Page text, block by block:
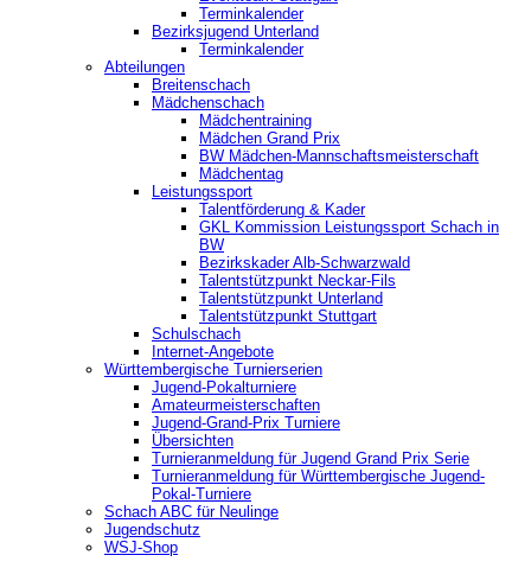
Terminkalender
Bezirksjugend Unterland
Terminkalender
Abteilungen
Breitenschach
Mädchenschach
Mädchentraining
Mädchen Grand Prix
BW Mädchen-Mannschaftsmeisterschaft
Mädchentag
Leistungssport
Talentförderung & Kader
GKL Kommission Leistungssport Schach in
BW
Bezirkskader Alb-Schwarzwald
Talentstützpunkt Neckar-Fils
Talentstützpunkt Unterland
Talentstützpunkt Stuttgart
Schulschach
Internet-Angebote
Württembergische Turnierserien
Jugend-Pokalturniere
Amateurmeisterschaften
Jugend-Grand-Prix Turniere
Übersichten
Turnieranmeldung für Jugend Grand Prix Serie
Turnieranmeldung für Württembergische Jugend-
Pokal-Turniere
Schach ABC für Neulinge
Jugendschutz
WSJ-Shop